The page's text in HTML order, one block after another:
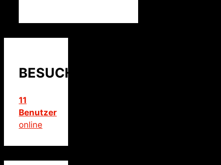
BESUCHER
11
Benutzer
online